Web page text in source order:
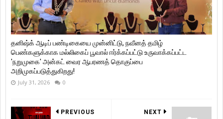
தனிஷ்க் ஆடிப் பண்டிகையை முன்னிட்டு, நவீனத் தமிழ்
பெண்களுக்காக மல்லிகைப் பூவால் ஈர்க்கப்பட்டு உருவாக்கப்பட்ட
'நறுமுகை' அன்கட் வைர ஆபரணத் தொகுப்பை
அறிமுகப்படுத்துகிறது!
July 31, 2026 0
NEXT
PREVIOUS